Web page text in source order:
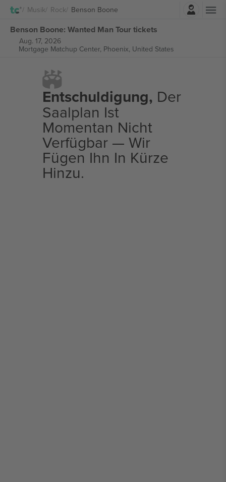
Musik Rock Benson Boone
Benson Boone: Wanted Man Tour tickets
Aug. 17, 2026
Mortgage Matchup Center, Phoenix, United States
Entschuldigung, Der
Saalplan Ist
Momentan Nicht
Verfügbar — Wir
Fügen Ihn In Kürze
Hinzu.